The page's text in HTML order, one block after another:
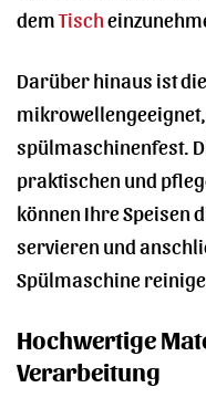
demTisch
Darüber hinaus ist
spülmaschinenfest.
praktischen und
können Ihre Speisen
servieren und
Spülmaschine
Hochwertige
Verarbeitung